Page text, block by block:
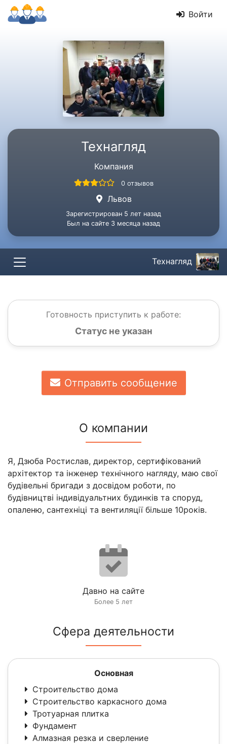
Войти
Технагляд
Компания
0 отзывов
Львов
Зарегистрирован 5 лет назад
Был на сайте 3 месяца назад
Технагляд
Готовность приступить к работе:
Статус не указан
Отправить сообщение
О компании
Я, Дзюба Ростислав, директор, сертифікований
архітектор та інженер технічного нагляду, маю свої
будівельні бригади з досвідом роботи, по
будівництві індивідуальтних будинків та споруд,
опаленю, сантехніці та вентиляції більше 10років.
Давно на сайте
Более 5 лет
Сфера деятельности
Основная
Строительство дома
Строительство каркасного дома
Тротуарная плитка
Фундамент
Алмазная резка и сверление